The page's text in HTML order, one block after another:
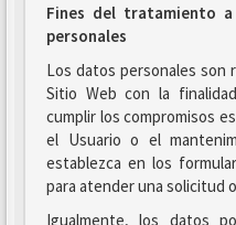
Fines del tratamiento
personales
Los datos personales son
Sitio Web con la
cumplir los compromisos
el Usuario o el
establezca en los
para atender una solicitud
Igualmente, los datos